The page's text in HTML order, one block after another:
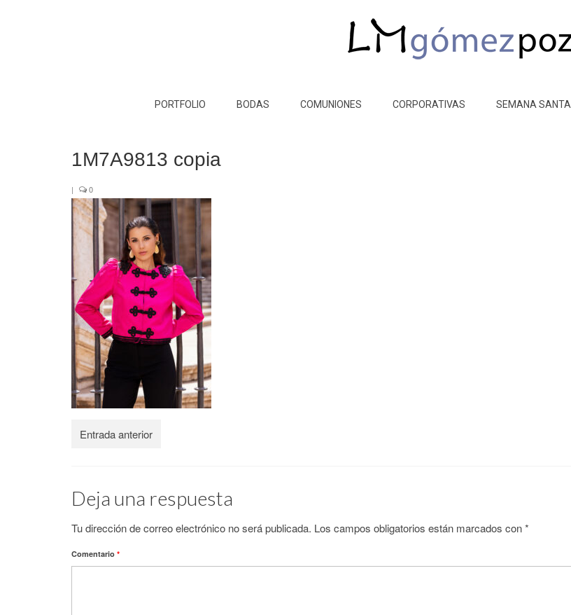
PORTFOLIO BODAS COMUNIONES CORPORATIVAS SEMANA SANTA
1M7A9813 copia
| 0
Entrada anterior
Deja una respuesta
Tu dirección de correo electrónico no será publicada. Los campos obligatorios están marcados con*
Comentario *